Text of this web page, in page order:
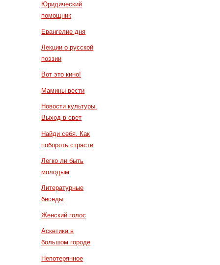
Юридический
помощник
Евангелие дня
Лекции о русской
поэзии
Вот это кино!
Мамины вести
Новости культуры.
Выход в свет
Найди себя. Как
побороть страсти
Легко ли быть
молодым
Литературные
беседы
Женский голос
Аскетика в
большом городе
Непотерянное